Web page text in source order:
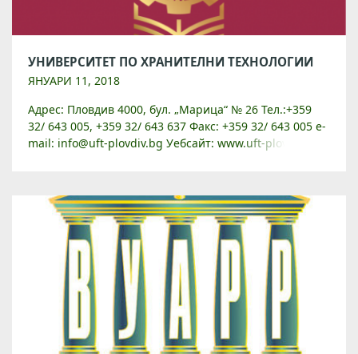
УНИВЕРСИТЕТ ПО ХРАНИТЕЛНИ ТЕХНОЛОГИИ
ЯНУАРИ 11, 2018
Адрес: Пловдив 4000, бул. „Марица“ № 26 Тел.:+359
32/ 643 005, +359 32/ 643 637 Факс: +359 32/ 643 005 e-
mail: info@uft-plovdiv.bg Уебсайт: www.uft-plovdiv.bg